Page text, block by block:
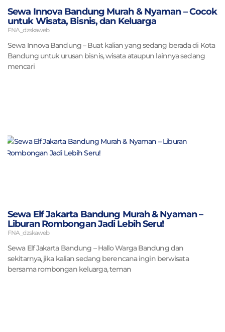
Sewa Innova Bandung Murah & Nyaman – Cocok
untuk Wisata, Bisnis, dan Keluarga
FNA_dzskaweb
Sewa Innova Bandung – Buat kalian yang sedang berada di Kota
Bandung untuk urusan bisnis, wisata ataupun lainnya sedang
mencari
Sewa Elf Jakarta Bandung Murah & Nyaman –
Liburan Rombongan Jadi Lebih Seru!
FNA_dzskaweb
Sewa Elf Jakarta Bandung – Hallo Warga Bandung dan
sekitarnya, jika kalian sedang berencana ingin berwisata
bersama rombongan keluarga, teman